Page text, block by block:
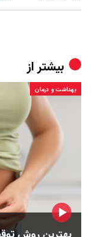
بیشتر از
بهداشت و درمان